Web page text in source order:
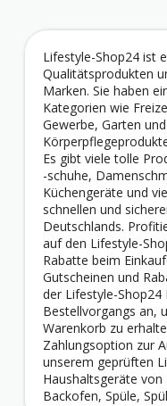
Lifestyle-Shop24 ist
Qualitätsprodukten
Marken. Sie haben
Kategorien wie
Gewerbe, Garten
Es gibt viele tolle
-schuhe,
Küchengeräte und
schnellen und
Deutschlands.
auf den Lifestyle-
Rabatte beim
Gutscheinen und
der Lifestyle-Shop24
Bestellvorgangs an,
Warenkorb zu
Zahlungsoption zur
unserem geprüften
Haushaltsgeräte von
Backofen, Spüle,